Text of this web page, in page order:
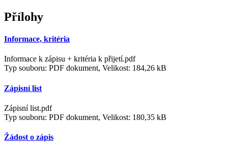
Přílohy
Informace, kritéria
Informace k zápisu + kritéria k přijetí.pdf
Typ souboru: PDF dokument, Velikost: 184,26 kB
Zápisní list
Zápisní list.pdf
Typ souboru: PDF dokument, Velikost: 180,35 kB
Žádost o zápis